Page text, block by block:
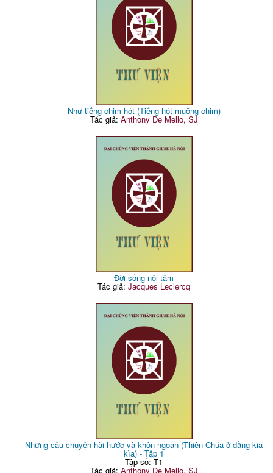
Như tiếng chim hót (Tiếng hót muông chim)
Tác giả: Anthony De Mello, SJ
Đời sống nội tâm
Tác giả:Jacques Leclercq
Những câu chuyện hài hước và khôn ngoan (Thiên Chúa ở đằng kia
kìa) - Tập 1
Tập số: T1
Tác giả: Anthony De Mello, SJ